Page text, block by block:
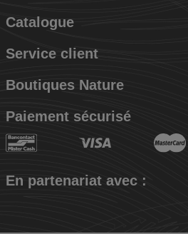
Catalogue
Service client
Boutiques Nature
Paiement sécurisé
En partenariat avec :